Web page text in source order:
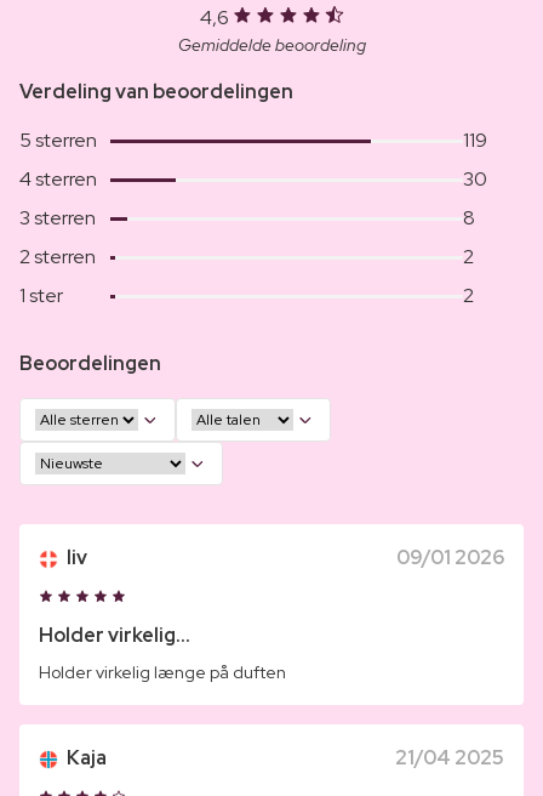
4,6
Gemiddelde beoordeling
Verdeling van beoordelingen
5 sterren
119
4 sterren
30
3 sterren
8
2 sterren
2
1 ster
2
Beoordelingen
liv 09/01 2026
Holder virkelig...
Holder virkelig længe på duften
Kaja 21/04 2025